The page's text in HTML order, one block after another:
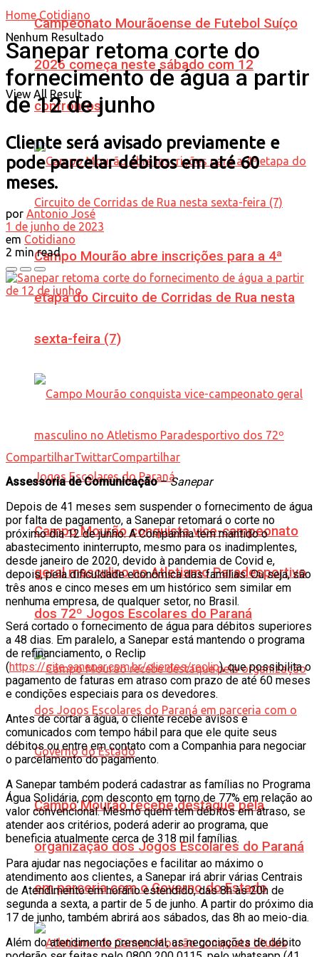
Campeonato Mourãoense de Futebol Suíço
2026 começa neste sábado com 12
confrontos
Campo Mourão abre inscrições para a 4ª
etapa do Circuito de Corridas de Rua nesta
sexta-feira (7)
Campo Mourão conquista vice-campeonato
geral masculino no Atletismo Paradesportivo
dos 72º Jogos Escolares do Paraná
Campo Mourão recebe destaque pela
organização dos Jogos Escolares do Paraná
em parceria com o Governo do Estado
Nenhum Resultado
View All Result
Home Cotidiano
Sanepar retoma corte do
fornecimento de água a partir
de 12 de junho
Cliente será avisado previamente e
pode parcelar débitos em até 60
meses.
por Antonio José
1 de junho de 2023
em Cotidiano
2 min read
CompartilharTwittarCompartilhar
Assessoria de Comunicação–Sanepar
Depois de 41 meses sem suspender o fornecimento de água
por falta de pagamento, a Sanepar retomará o corte no
próximo dia 12 de junho. A Companhia tem mantido o
abastecimento ininterrupto, mesmo para os inadimplentes,
desde janeiro de 2020, devido à pandemia de Covid e,
depois, pela dificuldade econômica das famílias. Ou seja, são
três anos e cinco meses em um histórico sem similar em
nenhuma empresa, de qualquer setor, no Brasil.
Será cortado o fornecimento de água para débitos superiores
a 48 dias. Em paralelo, a Sanepar está mantendo o programa
de refinanciamento, o Reclip
(https://site.sanepar.com.br/clientes/reclip), que possibilita o
pagamento de faturas em atraso com prazo de até 60 meses
e condições especiais para os devedores.
Antes de cortar a água, o cliente recebe avisos e
comunicados com tempo hábil para que ele quite seus
débitos ou entre em contato com a Companhia para negociar
o parcelamento do pagamento.
A Sanepar também poderá cadastrar as famílias no Programa
Água Solidária, com desconto em torno de 77% em relação ao
valor convencional. Mesmo quem tem débitos em atraso, se
atender aos critérios, poderá aderir ao programa, que
beneficia atualmente cerca de 318 mil famílias.
Para ajudar nas negociações e facilitar ao máximo o
atendimento aos clientes, a Sanepar irá abrir várias Centrais
de Atendimento em horário estendido, das 8h às 20h de
segunda a sexta, a partir de 5 de junho. A partir do próximo dia
17 de junho, também abrirá aos sábados, das 8h ao meio-dia.
Além do atendimento presencial, as negociações de débito